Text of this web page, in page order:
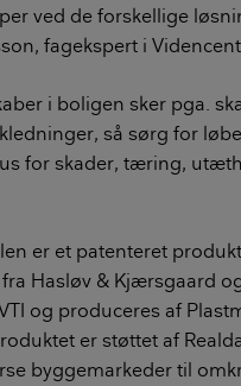
ved de forskellige
fagekspert i
i boligen sker pga.
så sørg for
for skader, tæring,
er et patenteret
Hasløv & Kjærsgaard
og produceres af
er støttet af
byggemarkeder til